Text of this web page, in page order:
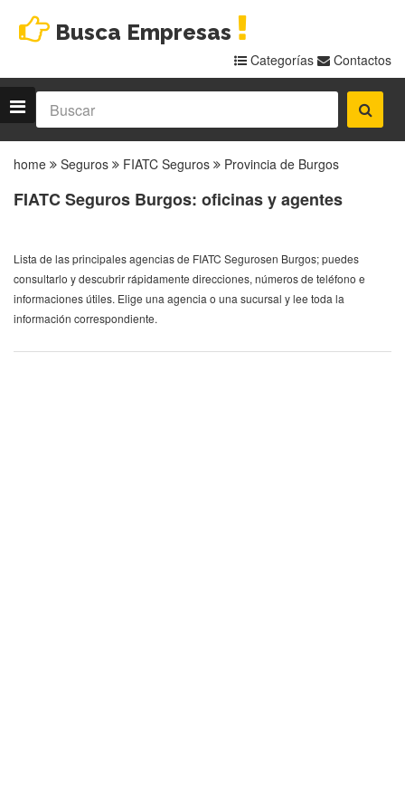
Busca Empresas
Categorías Contactos
home Seguros FIATC Seguros Provincia de Burgos
FIATC Seguros Burgos: oficinas y agentes
Lista de las principales agencias de FIATC Segurosen Burgos; puedes
consultarlo y descubrir rápidamente direcciones, números de teléfono e
informaciones útiles. Elige una agencia o una sucursal y lee toda la
información correspondiente.